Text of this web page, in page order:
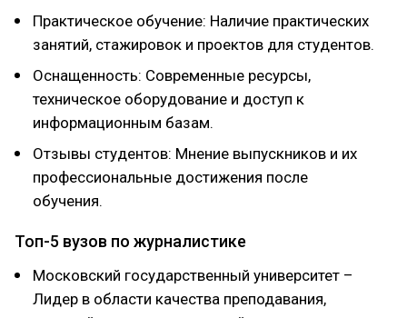
Практическое обучение: Наличие практических
занятий, стажировок и проектов для студентов.
Оснащенность: Современные ресурсы,
техническое оборудование и доступ к
информационным базам.
Отзывы студентов: Мнение выпускников и их
профессиональные достижения после
обучения.
Топ-5 вузов по журналистике
Московский государственный университет –
Лидер в области качества преподавания,